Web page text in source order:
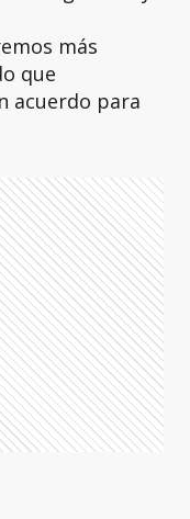
más
que
acuerdo para